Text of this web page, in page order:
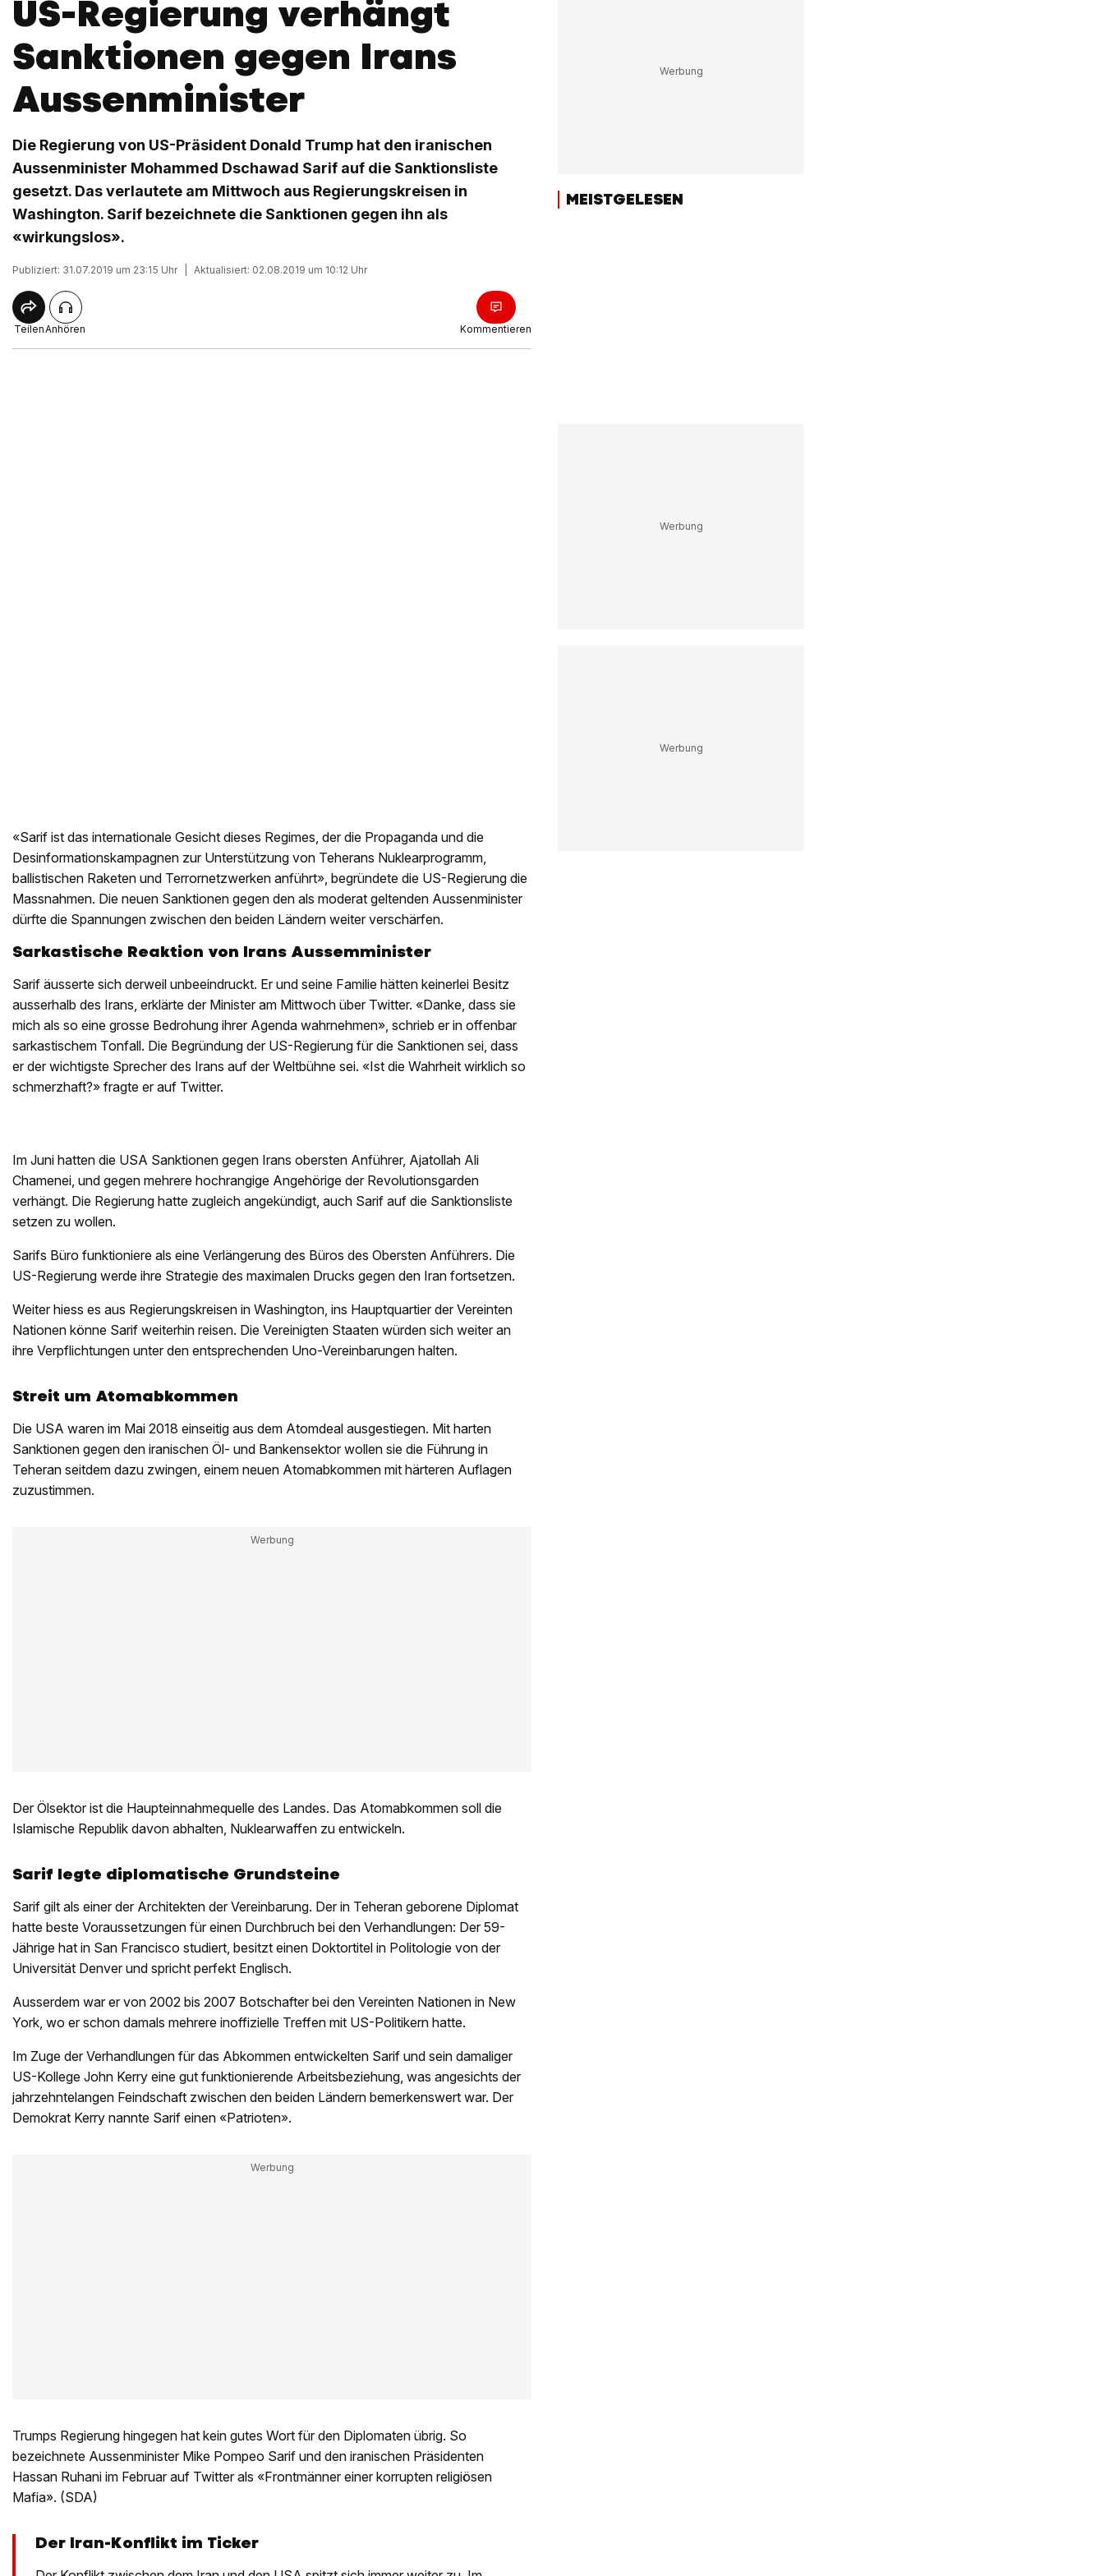
US-Regierung verhängt
Sanktionen gegen Irans
Aussenminister
Die Regierung von US-Präsident Donald Trump hat den iranischen
Aussenminister Mohammed Dschawad Sarif auf die Sanktionsliste
gesetzt. Das verlautete am Mittwoch aus Regierungskreisen in
Washington. Sarif bezeichnete die Sanktionen gegen ihn als
«wirkungslos».
Publiziert: 31.07.2019 um 23:15 Uhr Aktualisiert: 02.08.2019 um 10:12 Uhr
TeilenAnhören Kommentieren
«Sarif ist das internationale Gesicht dieses Regimes, der die Propaganda und die
Desinformationskampagnen zur Unterstützung von Teherans Nuklearprogramm,
ballistischen Raketen und Terrornetzwerken anführt», begründete die US-Regierung die
Massnahmen. Die neuen Sanktionen gegen den als moderat geltenden Aussenminister
dürfte die Spannungen zwischen den beiden Ländern weiter verschärfen.
Sarkastische Reaktion von Irans Aussemminister
Sarif äusserte sich derweil unbeeindruckt. Er und seine Familie hätten keinerlei Besitz
ausserhalb des Irans, erklärte der Minister am Mittwoch über Twitter. «Danke, dass sie
mich als so eine grosse Bedrohung ihrer Agenda wahrnehmen», schrieb er in offenbar
sarkastischem Tonfall. Die Begründung der US-Regierung für die Sanktionen sei, dass
er der wichtigste Sprecher des Irans auf der Weltbühne sei. «Ist die Wahrheit wirklich so
schmerzhaft?» fragte er auf Twitter.
Im Juni hatten die USA Sanktionen gegen Irans obersten Anführer, Ajatollah Ali
Chamenei, und gegen mehrere hochrangige Angehörige der Revolutionsgarden
verhängt. Die Regierung hatte zugleich angekündigt, auch Sarif auf die Sanktionsliste
setzen zu wollen.
Sarifs Büro funktioniere als eine Verlängerung des Büros des Obersten Anführers. Die
US-Regierung werde ihre Strategie des maximalen Drucks gegen den Iran fortsetzen.
Weiter hiess es aus Regierungskreisen in Washington, ins Hauptquartier der Vereinten
Nationen könne Sarif weiterhin reisen. Die Vereinigten Staaten würden sich weiter an
ihre Verpflichtungen unter den entsprechenden Uno-Vereinbarungen halten.
Streit um Atomabkommen
Die USA waren im Mai 2018 einseitig aus dem Atomdeal ausgestiegen. Mit harten
Sanktionen gegen den iranischen Öl- und Bankensektor wollen sie die Führung in
Teheran seitdem dazu zwingen, einem neuen Atomabkommen mit härteren Auflagen
zuzustimmen.
Der Ölsektor ist die Haupteinnahmequelle des Landes. Das Atomabkommen soll die
Islamische Republik davon abhalten, Nuklearwaffen zu entwickeln.
Sarif legte diplomatische Grundsteine
Sarif gilt als einer der Architekten der Vereinbarung. Der in Teheran geborene Diplomat
hatte beste Voraussetzungen für einen Durchbruch bei den Verhandlungen: Der 59-
Jährige hat in San Francisco studiert, besitzt einen Doktortitel in Politologie von der
Universität Denver und spricht perfekt Englisch.
Ausserdem war er von 2002 bis 2007 Botschafter bei den Vereinten Nationen in New
York, wo er schon damals mehrere inoffizielle Treffen mit US-Politikern hatte.
Im Zuge der Verhandlungen für das Abkommen entwickelten Sarif und sein damaliger
US-Kollege John Kerry eine gut funktionierende Arbeitsbeziehung, was angesichts der
jahrzehntelangen Feindschaft zwischen den beiden Ländern bemerkenswert war. Der
Demokrat Kerry nannte Sarif einen «Patrioten».
Trumps Regierung hingegen hat kein gutes Wort für den Diplomaten übrig. So
bezeichnete Aussenminister Mike Pompeo Sarif und den iranischen Präsidenten
Hassan Ruhani im Februar auf Twitter als «Frontmänner einer korrupten religiösen
Mafia». (SDA)
Der Iran-Konflikt im Ticker
MEISTGELESEN